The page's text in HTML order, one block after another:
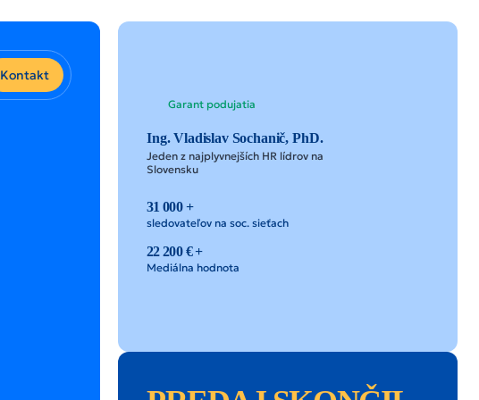
Kontakt
Garant podujatia
Ing. Vladislav Sochanič, PhD.
Jeden z najplyvnejších HR lídrov na
Slovensku
31 000 +
sledovateľov na soc. sieťach
22 200 € +
Mediálna hodnota